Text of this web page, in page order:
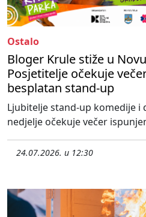
Ostalo
Bloger Krule stiže u
Posjetitelje očekuje
besplatan stand-up
Ljubitelje stand-up komedije
nedjelje očekuje večer
24.07.2026. u 12:30